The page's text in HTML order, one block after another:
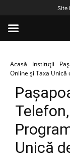
Acasă Instituții
Online și Taxa Unică
Unică
Site